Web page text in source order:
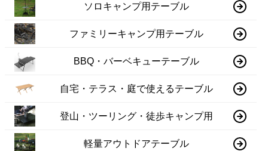
ソロキャンプ用テーブル
ファミリーキャンプ用テーブル
BBQ・バーベキューテーブル
自宅・テラス・庭で使えるテーブル
登山・ツーリング・徒歩キャンプ用
軽量アウトドアテーブル